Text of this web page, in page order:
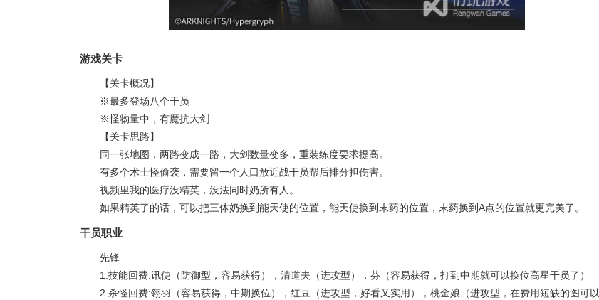
游戏关卡
【关卡概况】
※最多登场八个干员
※怪物量中，有魔抗大剑
【关卡思路】
同一张地图，两路变成一路，大剑数量变多，重装练度要求提高。
有多个术士怪偷袭，需要留一个人口放近战干员帮后排分担伤害。
视频里我的医疗没精英，没法同时奶所有人。
如果精英了的话，可以把三体奶换到能天使的位置，能天使换到末药的位置，末药换到A点的位置就更完美了。
干员职业
先锋
1.技能回费:讯使（防御型，容易获得），清道夫（进攻型），芬（容易获得，打到中期就可以换位高星干员了）
2.杀怪回费:翎羽（容易获得，中期换位），红豆（进攻型，好看又实用），桃金娘（进攻型，在费用短缺的图可以